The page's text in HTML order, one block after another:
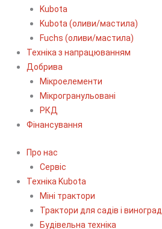
Kubota
Kubota (оливи/мастила)
Fuchs (оливи/мастила)
Техніка з напрацюванням
Добрива
Мікроелементи
Мікрогранульовані
РКД
Фінансування
Про нас
Сервіс
Технiка Kubota
Міні трактори
Трактори для садів і
Будівельна техніка